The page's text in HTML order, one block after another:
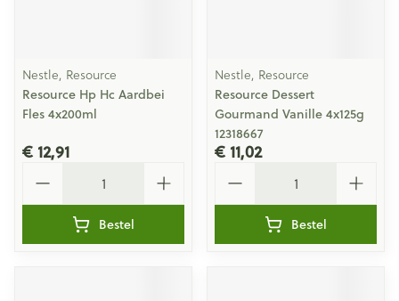
Nestle, Resource
Resource Hp Hc Aardbei
Fles 4x200ml
€ 12,91
Bestel
Nestle, Resource
Resource Dessert
Gourmand Vanille 4x125g
12318667
€ 11,02
Bestel